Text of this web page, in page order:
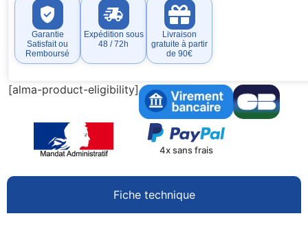
Garantie
Satisfait ou
Remboursé
Expédition sous
48 / 72h
Livraison
gratuite à partir
de 90€
[alma-product-eligibility]
4x sans frais
Fiche technique